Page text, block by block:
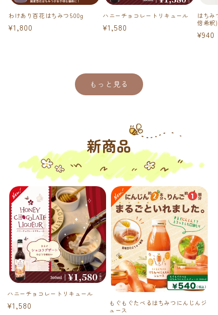
わけあり百花はちみつ500g
通
¥1,800
ハニーチョコレートリキュール
通
¥1,580
はち
倍希釈)
通
¥940
もっと見る
新商品
ハニーチョコレートリキュール
通
¥1,580
もぐもぐたべるはちみつにんじんジ
ュース